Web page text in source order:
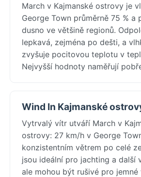
March v Kajmanské ostrovy je
George Town průměrně 75 % a
dusno ve většině regionů.
lepkavá, zejména po dešti, a
zvyšuje pocitovou teplotu v
Nejvyšší hodnoty naměřují
Wind In Kajmanské
Vytrvalý vítr utváří March v
ostrovy: 27 km/h v George
konzistentním větrem po celé
jsou ideální pro jachting a další
ale mohou být rušivé pro jemné